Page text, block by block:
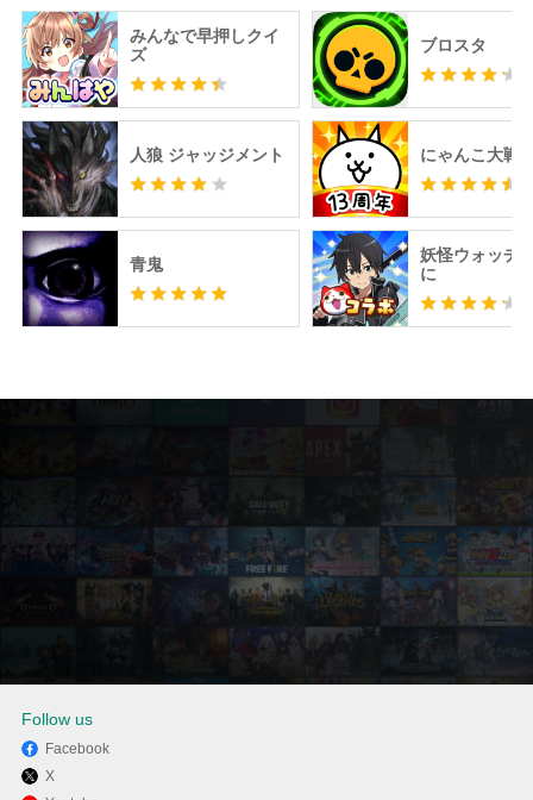
みんなで早押しクイ
ズ
人狼 ジャッジメント
青鬼
ブロスタ
にゃんこ大戦
妖怪ウォッチ
に
Follow us
Facebook
X